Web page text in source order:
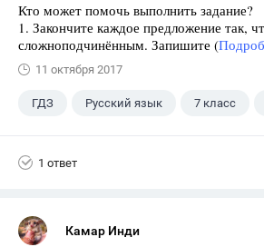
Кто может помочь выполнить задание?
1. Закончите каждое предложение так,
сложноподчинённым. Запишите (
11 октября 2017
ГДЗ Русский язык 7 класс
1 ответ
Камар Инди